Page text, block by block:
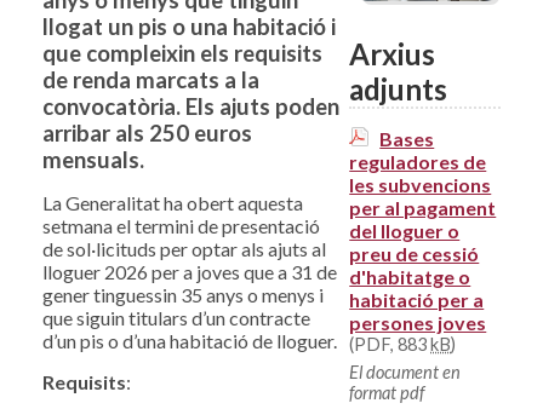
llogat un pis o una habitació i
que compleixin els requisits
de renda marcats a la
convocatòria. Els ajuts poden
arribar als 250 euros
mensuals.
La Generalitat ha obert aquesta
setmana el termini de presentació
de sol·licituds per optar als ajuts al
lloguer 2026 per a joves que a 31 de
gener tinguessin 35 anys o menys i
que siguin titulars d’un contracte
d’un pis o d’una habitació de lloguer.
Requisits:
Arxius
adjunts
Bases
reguladores de
les subvencions
per al pagament
del lloguer o
preu de cessió
d'habitatge o
habitació per a
persones joves
(PDF, 883kB)
El document en
format pdf